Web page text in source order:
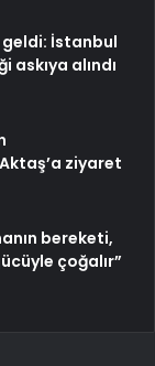
geldi: İstanbul
askıya alındı
ziyaret
bereketi,
çoğalır”